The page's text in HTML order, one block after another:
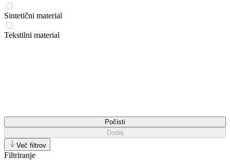
Sintetični material
Tekstilni material
Počisti
Dodaj
Več filtrov
Filtriranje